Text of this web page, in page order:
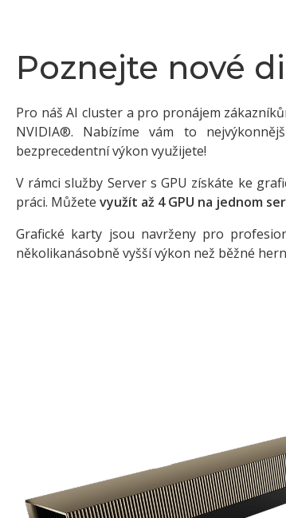
Poznejte nové
Pro náš AI cluster a pro pronájem
NVIDIA®. Nabízíme vám to
bezprecedentní výkon využijete!
V rámci služby Server s GPU získáte ke
práci. Můžete využít až 4 GPU na jednom
Grafické karty jsou navrženy pro
několikanásobně vyšší výkon než běžné